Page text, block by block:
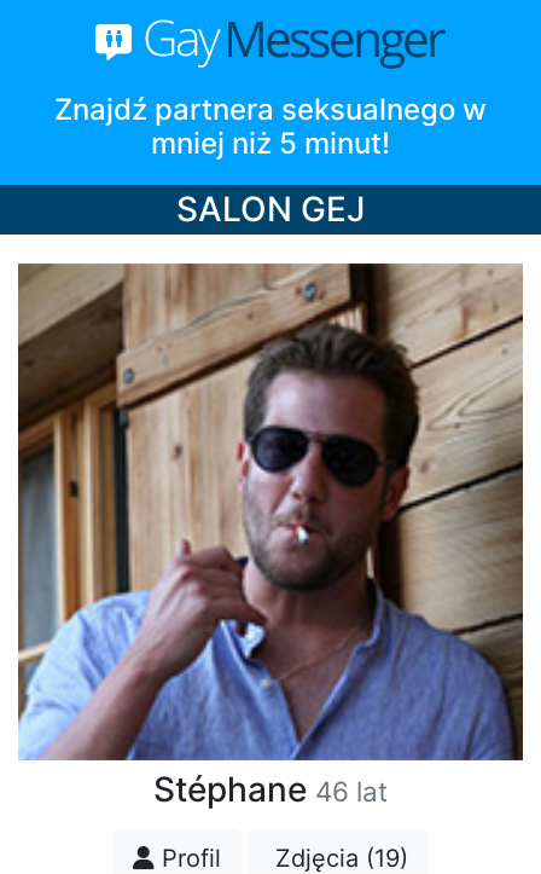
Znajdź partnera seksualnego w
mniej niż 5 minut!
SALON GEJ
Stéphane 46 lat
Profil Zdjęcia (19)